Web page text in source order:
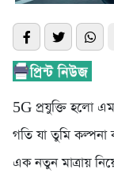
5G প্রযুক্তি হলো
গতি যা তুমি কল্পনা
এক নতুন মাত্রায়